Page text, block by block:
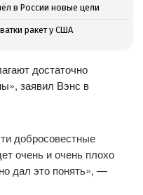
в России новые цели
ракет у США
достаточно
заявил Вэнс в
добросовестные
очень и очень плохо
дал это понять», —